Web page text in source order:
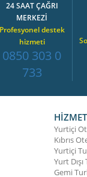
24 SAAT ÇAĞRI
MERKEZİ
Profesyonel destek
hizmeti
0850 303 0
733
Yurtiçi
Kıbrıs
Yurtiçi
Yurt
Gemi